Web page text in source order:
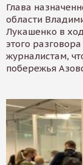
Глава
области
Лукашенко в
этого
журналистам,
побережья